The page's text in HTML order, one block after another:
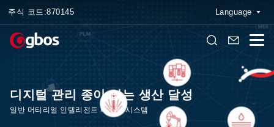
주식 코드:870145 Language
디지털 관리 종이 없는 생산 달성
일반 머티리얼 인텔리전트 네스팅 시스템